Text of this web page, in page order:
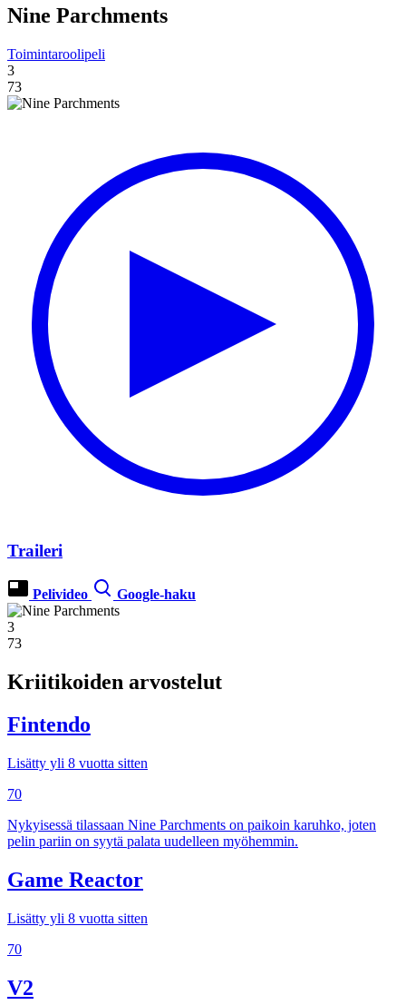
Nine Parchments
Toimintaroolipeli
3
73
Traileri
Pelivideo Google-haku
3
73
Kriitikoiden arvostelut
Fintendo
Lisätty yli 8 vuotta sitten
70
Nykyisessä tilassaan Nine Parchments on paikoin karuhko, joten
pelin pariin on syytä palata uudelleen myöhemmin.
Game Reactor
Lisätty yli 8 vuotta sitten
70
V2